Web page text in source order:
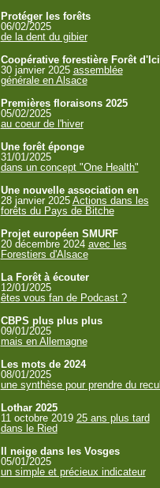
Protéger les forêts
06/02/2025
de la dent du gibier
Coopérative forestière Forêt d'Ici
30 janvier 2025 assemblée
générale en Alsace
Premières floraisons 2025
05/02/2025
au coeur de l'hiver
Une forêt éponge
31/01/2025
dans un concept "One Health"
Une nouvelle association en
28 janvier 2025 Actions dans les
forêts du Pays de Bitche
Projet européen SMURF
20 décembre 2024 avec les
Forestiers d'Alsace
La Forêt à écouter
12/01/2025
êtes vous fan de Podcast ?
CBPS plus plus plus
09/01/2025
mais en Allemagne
Les mots de 2024
08/01/2025
une synthèse pour prendre du recul
Lothar 2025
11 octobre 2019 25 ans plus tard
dans le Ried
Il neige dans les Vosges
05/01/2025
un simple et précieux indicateur